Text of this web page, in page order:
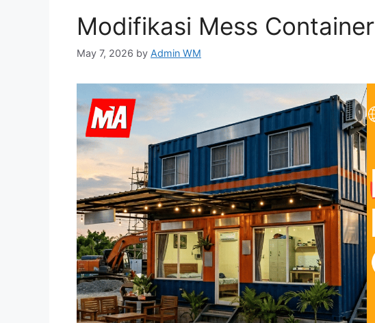
Modifikasi Mess Container
May 7, 2026 by Admin WM